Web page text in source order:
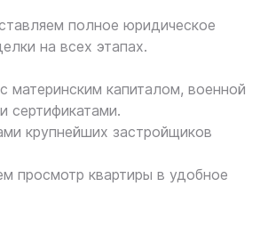
полное юридическое
на всех этапах.
материнским капиталом, военной
сертификатами.
крупнейших застройщиков
просмотр квартиры в удобное